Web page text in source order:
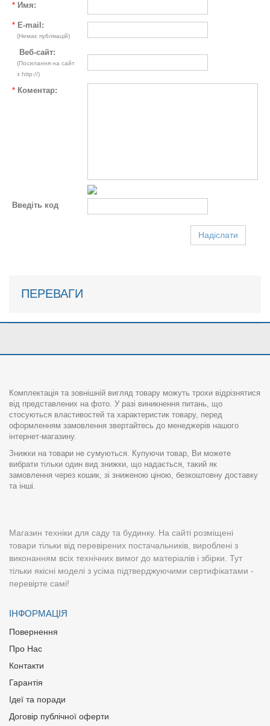
* Имя:
* E-mail:
(Немає публікацій)
Веб-сайт:
(Посилання на сайт
з http://)
* Коментар:
Введіть код
Надіслати
ПЕРЕВАГИ
Комплектація та зовнішній вигляд товару можуть трохи відрізнятися
від представлених на фото. У разі виникнення питань, що
стосуються властивостей та характеристик товару, перед
оформленням замовлення звертайтесь до менеджерів нашого
інтернет-магазину.
Знижки на товари не сумуються. Купуючи товар, Ви можете
вибрати тільки один вид знижки, що надається, такий як
замовлення через кошик, зі зниженою ціною, безкоштовну доставку
та інші.
Магазин техніки для саду та будинку. На сайті розміщені
товари тільки від перевірених постачальників, вироблені з
виконанням всіх технічних вимог до матеріалів і збірки. Тут
тільки якісні моделі з усіма підтверджуючими сертифікатами -
перевірте самі!
ІНФОРМАЦІЯ
Повернення
Про Нас
Контакти
Гарантія
Ідеї та поради
Договір публічної оферти